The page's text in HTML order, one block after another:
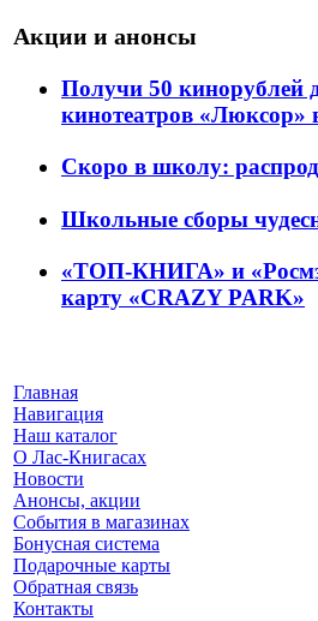
Акции и анонсы
Получи 50 кинорублей
кинотеатров
Скоро в школу:
Школьные сборы
«ТОП-КНИГА» и
карту «CRAZY PARK»
Главная
Навигация
Наш каталог
О Лас-Книгасах
Новости
Анонсы, акции
События в магазинах
Бонусная система
Подарочные карты
Обратная связь
Контакты